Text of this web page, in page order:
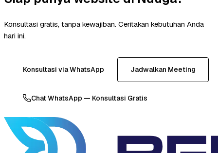
Konsultasi gratis, tanpa kewajiban. Ceritakan kebutuhan Anda
hari ini.
Konsultasi via WhatsApp Jadwalkan Meeting
Chat WhatsApp — Konsultasi Gratis